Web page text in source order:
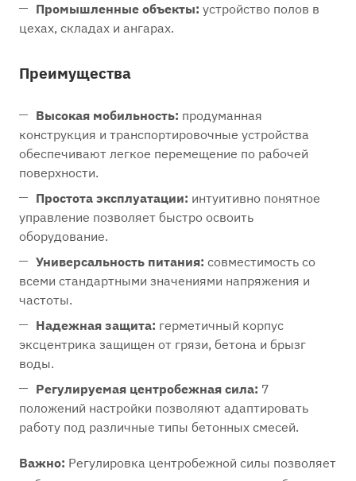
Промышленные объекты: устройство полов в
цехах, складах и ангарах.
Преимущества
Высокая мобильность: продуманная
конструкция и транспортировочные устройства
обеспечивают легкое перемещение по рабочей
поверхности.
Простота эксплуатации: интуитивно понятное
управление позволяет быстро освоить
оборудование.
Универсальность питания: совместимость со
всеми стандартными значениями напряжения и
частоты.
Надежная защита: герметичный корпус
эксцентрика защищен от грязи, бетона и брызг
воды.
Регулируемая центробежная сила: 7
положений настройки позволяют адаптировать
работу под различные типы бетонных смесей.
Важно: Регулировка центробежной силы позволяет